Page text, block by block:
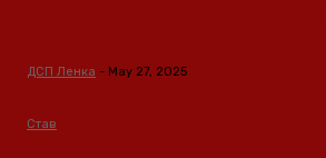
ДСП Ленка - May 27, 2025
Став